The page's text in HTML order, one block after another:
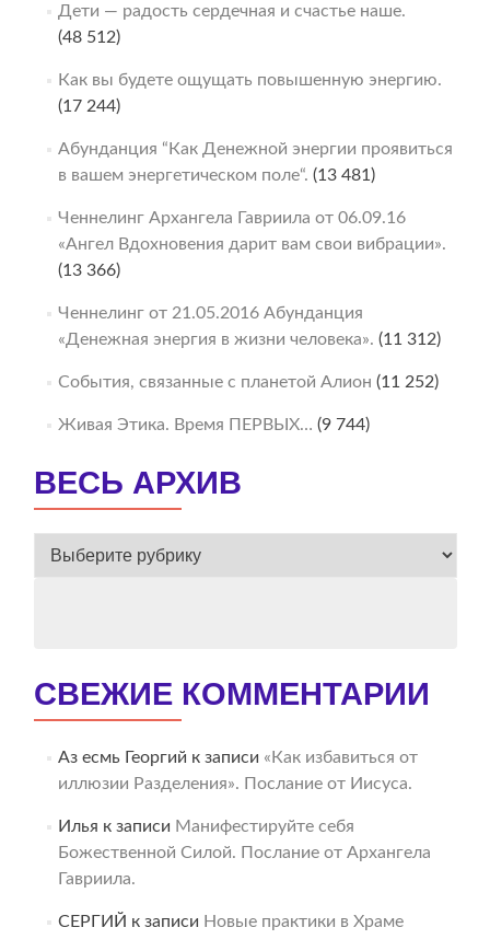
Дети — радость сердечная и счастье наше.
(48 512)
Как вы будете ощущать повышенную энергию.
(17 244)
Абунданция “Как Денежной энергии проявиться
в вашем энергетическом поле“. (13 481)
Ченнелинг Архангела Гавриила от 06.09.16
«Ангел Вдохновения дарит вам свои вибрации».
(13 366)
Ченнелинг от 21.05.2016 Абунданция
«Денежная энергия в жизни человека». (11 312)
События, связанные с планетой Алион (11 252)
Живая Этика. Время ПЕРВЫХ… (9 744)
ВЕСЬ АРХИВ
ВЕСЬ
СВЕЖИЕ КОММЕНТАРИИ
Аз есмь Георгий к записи «Как избавиться от
иллюзии Разделения». Послание от Иисуса.
Илья к записи Манифестируйте себя
Божественной Силой. Послание от Архангела
Гавриила.
СЕРГИЙ к записи Новые практики в Храме